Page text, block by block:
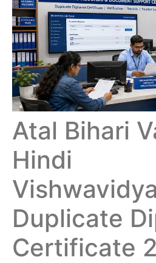
Atal Bihari
Hindi
Duplicate
Certificate